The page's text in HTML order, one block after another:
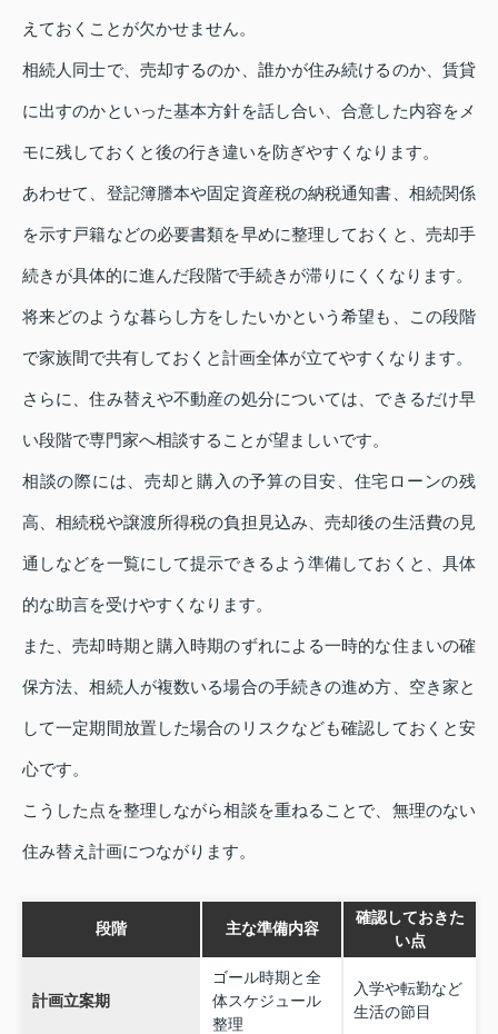
えておくことが欠かせません。
相続人同士で、売却するのか、誰かが住み続けるのか、賃貸
に出すのかといった基本方針を話し合い、合意した内容をメ
モに残しておくと後の行き違いを防ぎやすくなります。
あわせて、登記簿謄本や固定資産税の納税通知書、相続関係
を示す戸籍などの必要書類を早めに整理しておくと、売却手
続きが具体的に進んだ段階で手続きが滞りにくくなります。
将来どのような暮らし方をしたいかという希望も、この段階
で家族間で共有しておくと計画全体が立てやすくなります。
さらに、住み替えや不動産の処分については、できるだけ早
い段階で専門家へ相談することが望ましいです。
相談の際には、売却と購入の予算の目安、住宅ローンの残
高、相続税や譲渡所得税の負担見込み、売却後の生活費の見
通しなどを一覧にして提示できるよう準備しておくと、具体
的な助言を受けやすくなります。
また、売却時期と購入時期のずれによる一時的な住まいの確
保方法、相続人が複数いる場合の手続きの進め方、空き家と
して一定期間放置した場合のリスクなども確認しておくと安
心です。
こうした点を整理しながら相談を重ねることで、無理のない
住み替え計画につながります。
段階 主な準備内容
確認しておきた
い点
計画立案期
ゴール時期と全
体スケジュール
整理
入学や転勤など
生活の節目